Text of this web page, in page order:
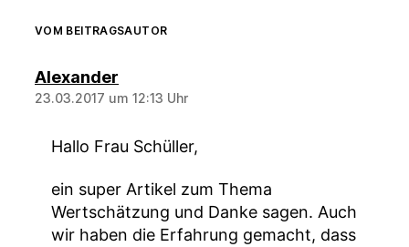
VOM BEITRAGSAUTOR
Alexander
23.03.2017 um 12:13 Uhr
Hallo Frau Schüller,
ein super Artikel zum Thema
Wertschätzung und Danke sagen. Auch
wir haben die Erfahrung gemacht, dass